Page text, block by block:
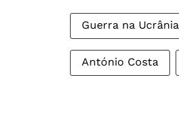
Guerra na Ucrânia
António Costa